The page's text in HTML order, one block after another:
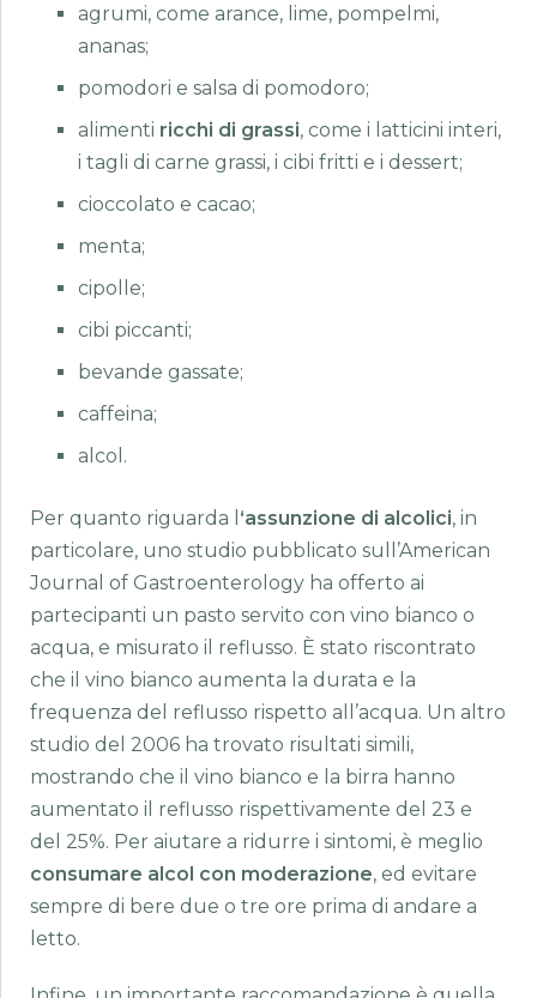
agrumi, come arance, lime, pompelmi,
ananas;
pomodori e salsa di pomodoro;
alimenti ricchi di grassi, come i latticini interi,
i tagli di carne grassi, i cibi fritti e i dessert;
cioccolato e cacao;
menta;
cipolle;
cibi piccanti;
bevande gassate;
caffeina;
alcol.
Per quanto riguarda l ‘assunzione di alcolici, in
particolare, uno studio pubblicato sull’American
Journal of Gastroenterology ha offerto ai
partecipanti un pasto servito con vino bianco o
acqua, e misurato il reflusso. È stato riscontrato
che il vino bianco aumenta la durata e la
frequenza del reflusso rispetto all’acqua. Un altro
studio del 2006 ha trovato risultati simili,
mostrando che il vino bianco e la birra hanno
aumentato il reflusso rispettivamente del 23 e
del 25%. Per aiutare a ridurre i sintomi, è meglio
consumare alcol con moderazione, ed evitare
sempre di bere due o tre ore prima di andare a
letto.